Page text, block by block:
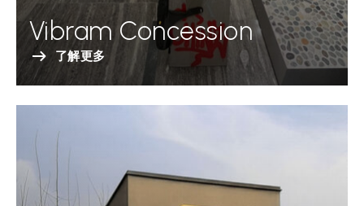
Vibram Concession
了解更多